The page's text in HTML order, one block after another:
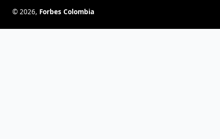
© 2026, Forbes Colombia